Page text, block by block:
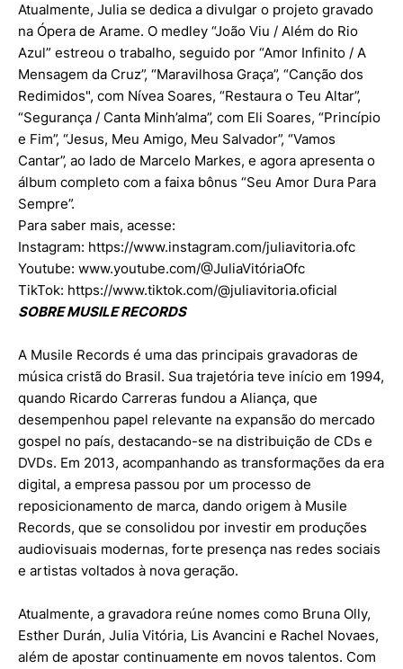
Atualmente, Julia se dedica a divulgar o projeto gravado
na Ópera de Arame. O medley “João Viu / Além do Rio
Azul” estreou o trabalho, seguido por “Amor Infinito / A
Mensagem da Cruz”, “Maravilhosa Graça”, “Canção dos
Redimidos", com Nívea Soares, “Restaura o Teu Altar”,
“Segurança / Canta Minh’alma”, com Eli Soares, “Princípio
e Fim”, “Jesus, Meu Amigo, Meu Salvador”, “Vamos
Cantar”, ao lado de Marcelo Markes, e agora apresenta o
álbum completo com a faixa bônus “Seu Amor Dura Para
Sempre”.
Para saber mais, acesse:
Instagram: https://www.instagram.com/juliavitoria.ofc
Youtube: www.youtube.com/@JuliaVitóriaOfc
TikTok: https://www.tiktok.com/@juliavitoria.oficial
SOBRE MUSILE RECORDS
A Musile Records é uma das principais gravadoras de
música cristã do Brasil. Sua trajetória teve início em 1994,
quando Ricardo Carreras fundou a Aliança, que
desempenhou papel relevante na expansão do mercado
gospel no país, destacando-se na distribuição de CDs e
DVDs. Em 2013, acompanhando as transformações da era
digital, a empresa passou por um processo de
reposicionamento de marca, dando origem à Musile
Records, que se consolidou por investir em produções
audiovisuais modernas, forte presença nas redes sociais
e artistas voltados à nova geração.
Atualmente, a gravadora reúne nomes como Bruna Olly,
Esther Durán, Julia Vitória, Lis Avancini e Rachel Novaes,
além de apostar continuamente em novos talentos. Com